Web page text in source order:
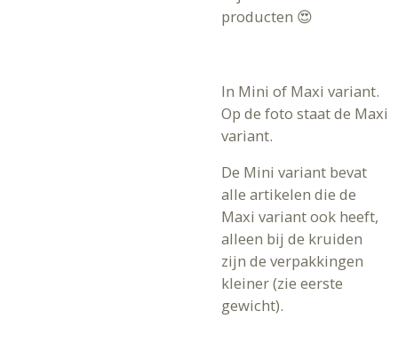
producten 😍
In Mini of Maxi variant.
Op de foto staat de Maxi
variant.
De Mini variant bevat
alle artikelen die de
Maxi variant ook heeft,
alleen bij de kruiden
zijn de verpakkingen
kleiner (zie eerste
gewicht).